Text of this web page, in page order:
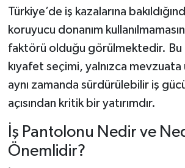
Türkiye’de iş kazalarına
koruyucu donanım
faktörü olduğu görülmektedir. Bu
kıyafet seçimi, yalnızca
aynı zamanda sürdürülebilir iş
açısından kritik bir yatırımdır.
İş Pantolonu Nedir ve
Önemlidir?
POLİTİKA
SAĞLIK
Tarihi Yapılarımız